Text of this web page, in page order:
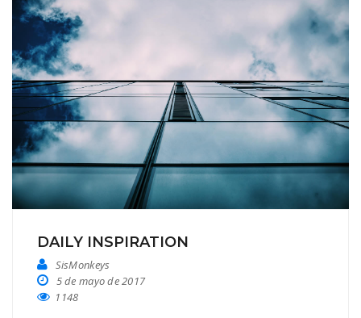
DAILY INSPIRATION
SisMonkeys
5 de mayo de 2017
1148